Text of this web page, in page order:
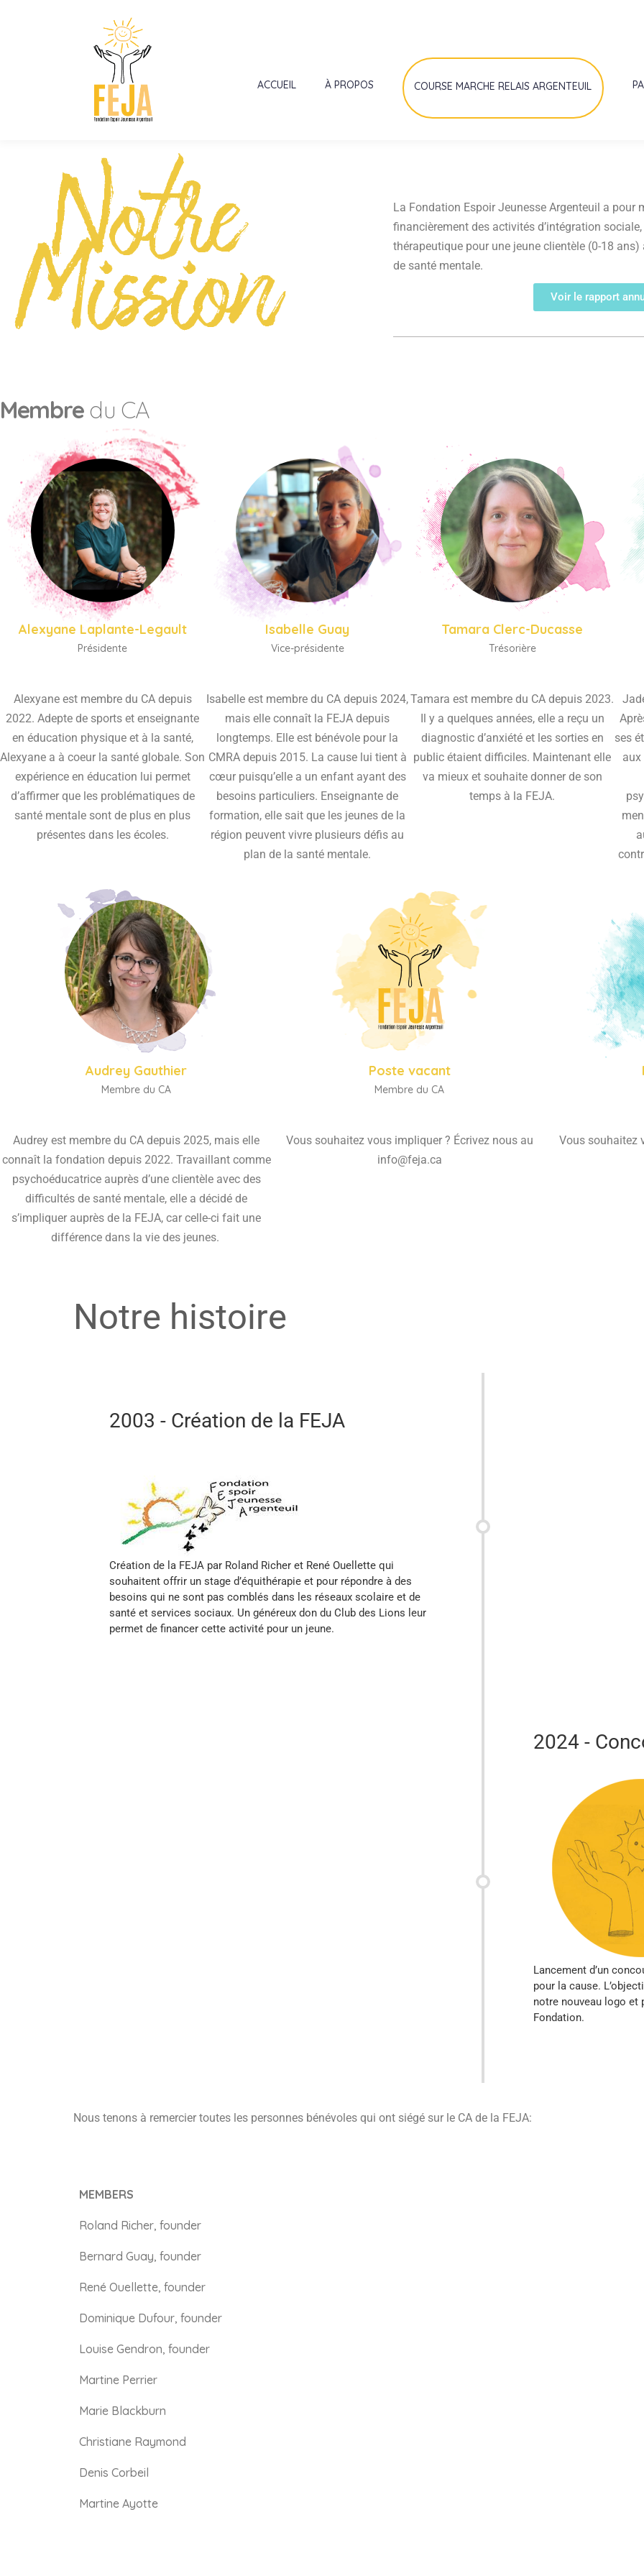
ACCUEIL À PROPOS COURSE MARCHE RELAIS ARGENTEUIL
Notre
Mission
La Fondation Espoir Jeunesse Argenteuil a pour
financièrement des activités d’intégration
thérapeutique pour une jeune clientèle (0-18
de santé mentale.
Voir le rapport
Membre du CA
Alexyane Laplante-Legault
Présidente
Alexyane est membre du CA depuis
2022. Adepte de sports et enseignante
en éducation physique et à la santé,
Alexyane a à coeur la santé globale. Son
expérience en éducation lui permet
d’affirmer que les problématiques de
santé mentale sont de plus en plus
présentes dans les écoles.
Isabelle Guay
Vice-présidente
Isabelle est membre du CA depuis 2024,
mais elle connaît la FEJA depuis
longtemps. Elle est bénévole pour la
CMRA depuis 2015. La cause lui tient à
cœur puisqu’elle a un enfant ayant des
besoins particuliers. Enseignante de
formation, elle sait que les jeunes de la
région peuvent vivre plusieurs défis au
plan de la santé mentale.
Tamara Clerc-Ducasse
Trésorière
Tamara est membre du CA depuis 2023.
Il y a quelques années, elle a reçu un
diagnostic d’anxiété et les sorties en
public étaient difficiles. Maintenant elle
va mieux et souhaite donner de son
temps à la FEJA.
ses
aux
Audrey Gauthier
Membre du CA
Audrey est membre du CA depuis 2025, mais elle
connaît la fondation depuis 2022. Travaillant comme
psychoéducatrice auprès d’une clientèle avec des
difficultés de santé mentale, elle a décidé de
s’impliquer auprès de la FEJA, car celle-ci fait une
différence dans la vie des jeunes.
Poste vacant
Membre du CA
Vous souhaitez vous impliquer ? Écrivez nous au
info@feja.ca
Vous souhaitez
Notre histoire
2003 - Création de la FEJA
Création de la FEJA par Roland Richer et René Ouellette qui
souhaitent offrir un stage d’équithérapie et pour répondre à des
besoins qui ne sont pas comblés dans les réseaux scolaire et de
santé et services sociaux. Un généreux don du Club des Lions leur
permet de financer cette activité pour un jeune.
2024 -
Lancement d’un
pour la cause.
notre nouveau logo et
Fondation.
Nous tenons à remercier toutes les personnes bénévoles qui ont siégé sur le CA de la FEJA:
MEMBERS
MEMBERS
Roland Richer, founder
Bernard Guay, founder
René Ouellette, founder
Dominique Dufour, founder
Louise Gendron, founder
Martine Perrier
Marie Blackburn
Christiane Raymond
Denis Corbeil
Martine Ayotte